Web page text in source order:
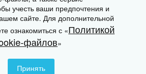
мебели для офиса ООО "Ди-Метра",
Запрещается копирование,
распространение материалов этого
сайта.
учесть ваши предпочтения и
сайте. Для дополнительной
ознакомиться с «Политикой
файлов»
Принять